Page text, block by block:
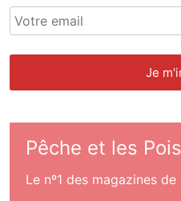
Pêche et les
Le nº1 des magazines